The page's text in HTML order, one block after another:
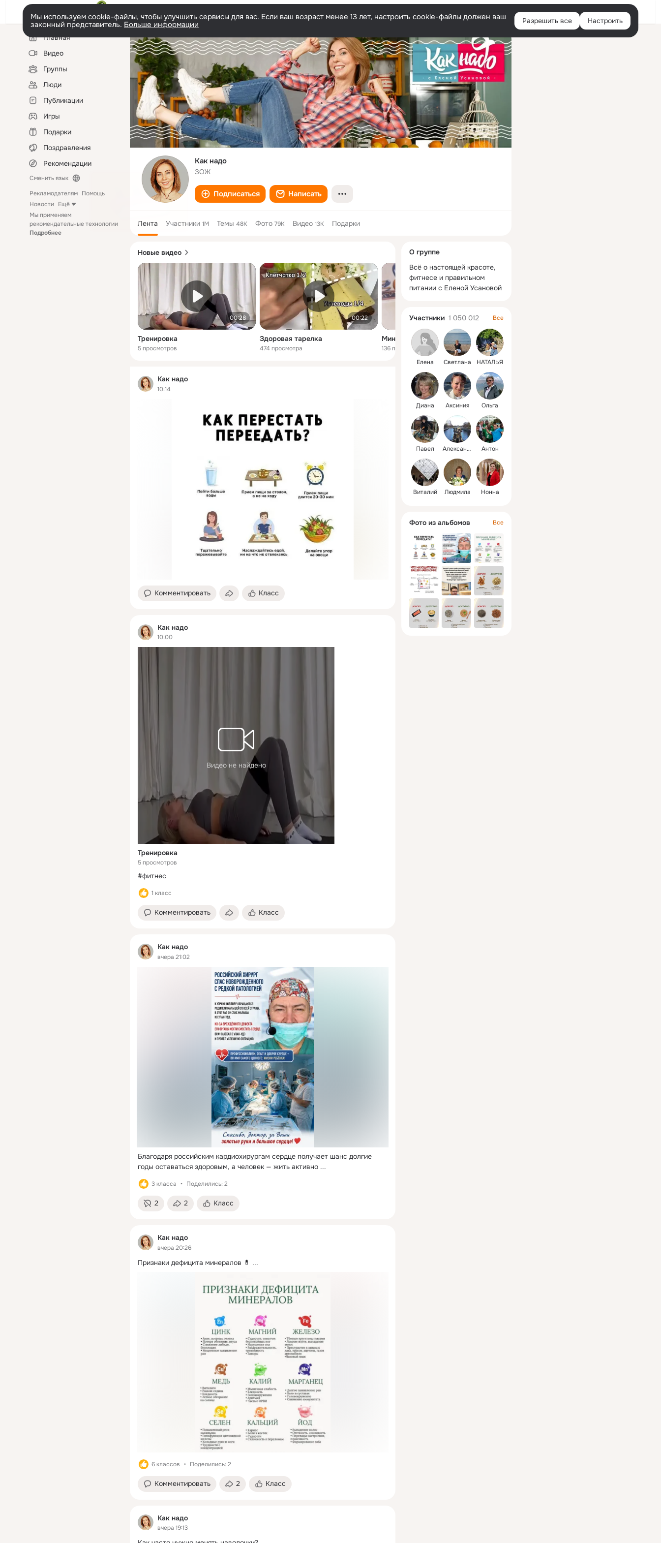
Войти
Мы используем cookie-файлы, чтобы улучшить сервисы для вас. Если ваш возраст менее 13 лет, настроить cookie-файлы должен ваш
законный представитель. Больше информации Разрешить все Настроить
Левая
колонкаГлавная
Видео
Группы
Люди
Публикации
Игры
Подарки
Поздравления
Рекомендации
Сменить язык
Рекламодателям Помощь
Новости Ещё
Мы применяем
рекомендательные технологии
Подробнее
Как надо
ЗОЖ
Подписаться Написать
Лента Участники 1M Темы 48K Фото 79K Видео 13K Подарки
Новые видео
00:28
Тренировка
5 просмотров
00:22
Здоровая тарелка
474 просмотра
00:20
Минутка юмора
136 просмотров
Как надо
10:14
Комментировать Класс
Как надо
10:00
Видео не найдено
Тренировка
5 просмотров
#фитнес
1 класс
Комментировать Класс
Как надо
вчера 21:02
Благодаря российским кардиохирургам сердце получает шанс долгие
годы оставаться здоровым, а человек — жить активно ...
3 класса Поделились: 2
2 2 Класс
Как надо
вчера 20:26
Признаки дефицита минералов 💊 ...
6 классов Поделились: 2
Комментировать 2 Класс
Как надо
вчера 19:13
колонка
О группе
Всё о настоящей красоте,
фитнесе и правильном
питании с Еленой Усановой
Участники 1 050 012 Все
Елена Cветлана НАТАЛЬЯ
Диана Аксиния Ольга
Павел Александр Антон
Виталий Людмила Нонна
Фото из альбомов Все